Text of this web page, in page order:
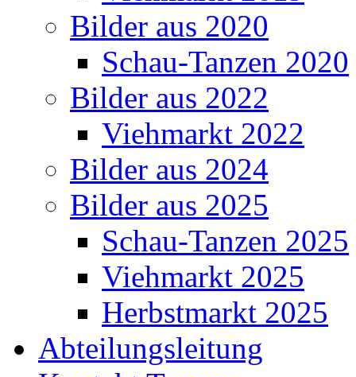
Bilder aus 2020
Schau-Tanzen 2020
Bilder aus 2022
Viehmarkt 2022
Bilder aus 2024
Bilder aus 2025
Schau-Tanzen 2025
Viehmarkt 2025
Herbstmarkt 2025
Abteilungsleitung